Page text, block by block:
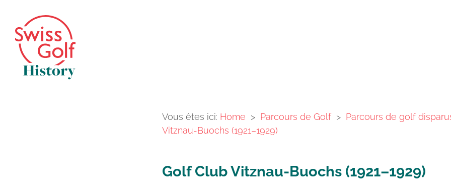
Vous êtes ici: Home > Parcours de Golf > Parcours de golf
Vitznau-Buochs (1921–1929)
Golf Club Vitznau-Buochs (1921–1929)